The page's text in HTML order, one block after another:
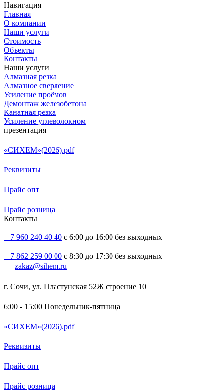
Навигация
Главная
О компании
Наши услуги
Стоимость
Объекты
Контакты
Наши услуги
Алмазная резка
Алмазное сверление
Усиление проёмов
Демонтаж железобетона
Канатная резка
Усиление углеволокном
презентация
«СИХЕМ»(2026).pdf
Реквизиты
Прайс опт
Прайс розница
Контакты
+ 7 960 240 40 40 с 6:00 до 16:00 без выходных
+ 7 862 259 00 00 с 8:30 до 17:30 без выходных
zakaz@sihem.ru
г. Сочи, ул. Пластунская 52Ж строение 10
6:00 - 15:00 Понедельник-пятница
«СИХЕМ»(2026).pdf
Реквизиты
Прайс опт
Прайс розница